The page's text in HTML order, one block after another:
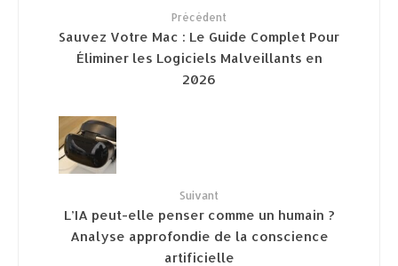
Précédent
Sauvez Votre Mac : Le Guide Complet Pour
Éliminer les Logiciels Malveillants en
2026
Suivant
L’IA peut-elle penser comme un humain ?
Analyse approfondie de la conscience
artificielle